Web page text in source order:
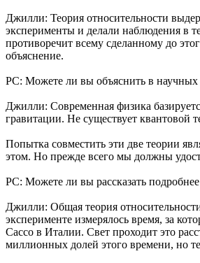
Джилли: Теория относительности
эксперименты и делали наблюдения в
противоречит всему сделанному до
объяснение.
РС: Можете ли вы объяснить в
Джилли: Современная физика
гравитации. Не существует квантовой
Попытка совместить эти две теории
этом. Но прежде всего мы должны
РС: Можете ли вы рассказать
Джилли: Общая теория
эксперименте измерялось время, за
Сассо в Италии. Свет проходит это
миллионных долей этого времени, но